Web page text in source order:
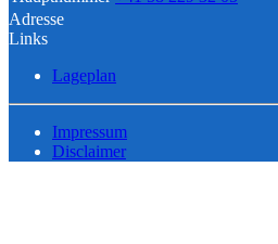
Adresse
Links
Lageplan
Impressum
Disclaimer